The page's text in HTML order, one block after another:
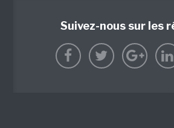
Suivez-nous sur les